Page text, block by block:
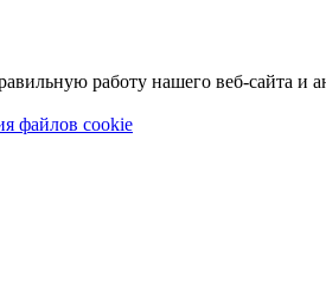
работу нашего веб-сайта и
файлов cookie